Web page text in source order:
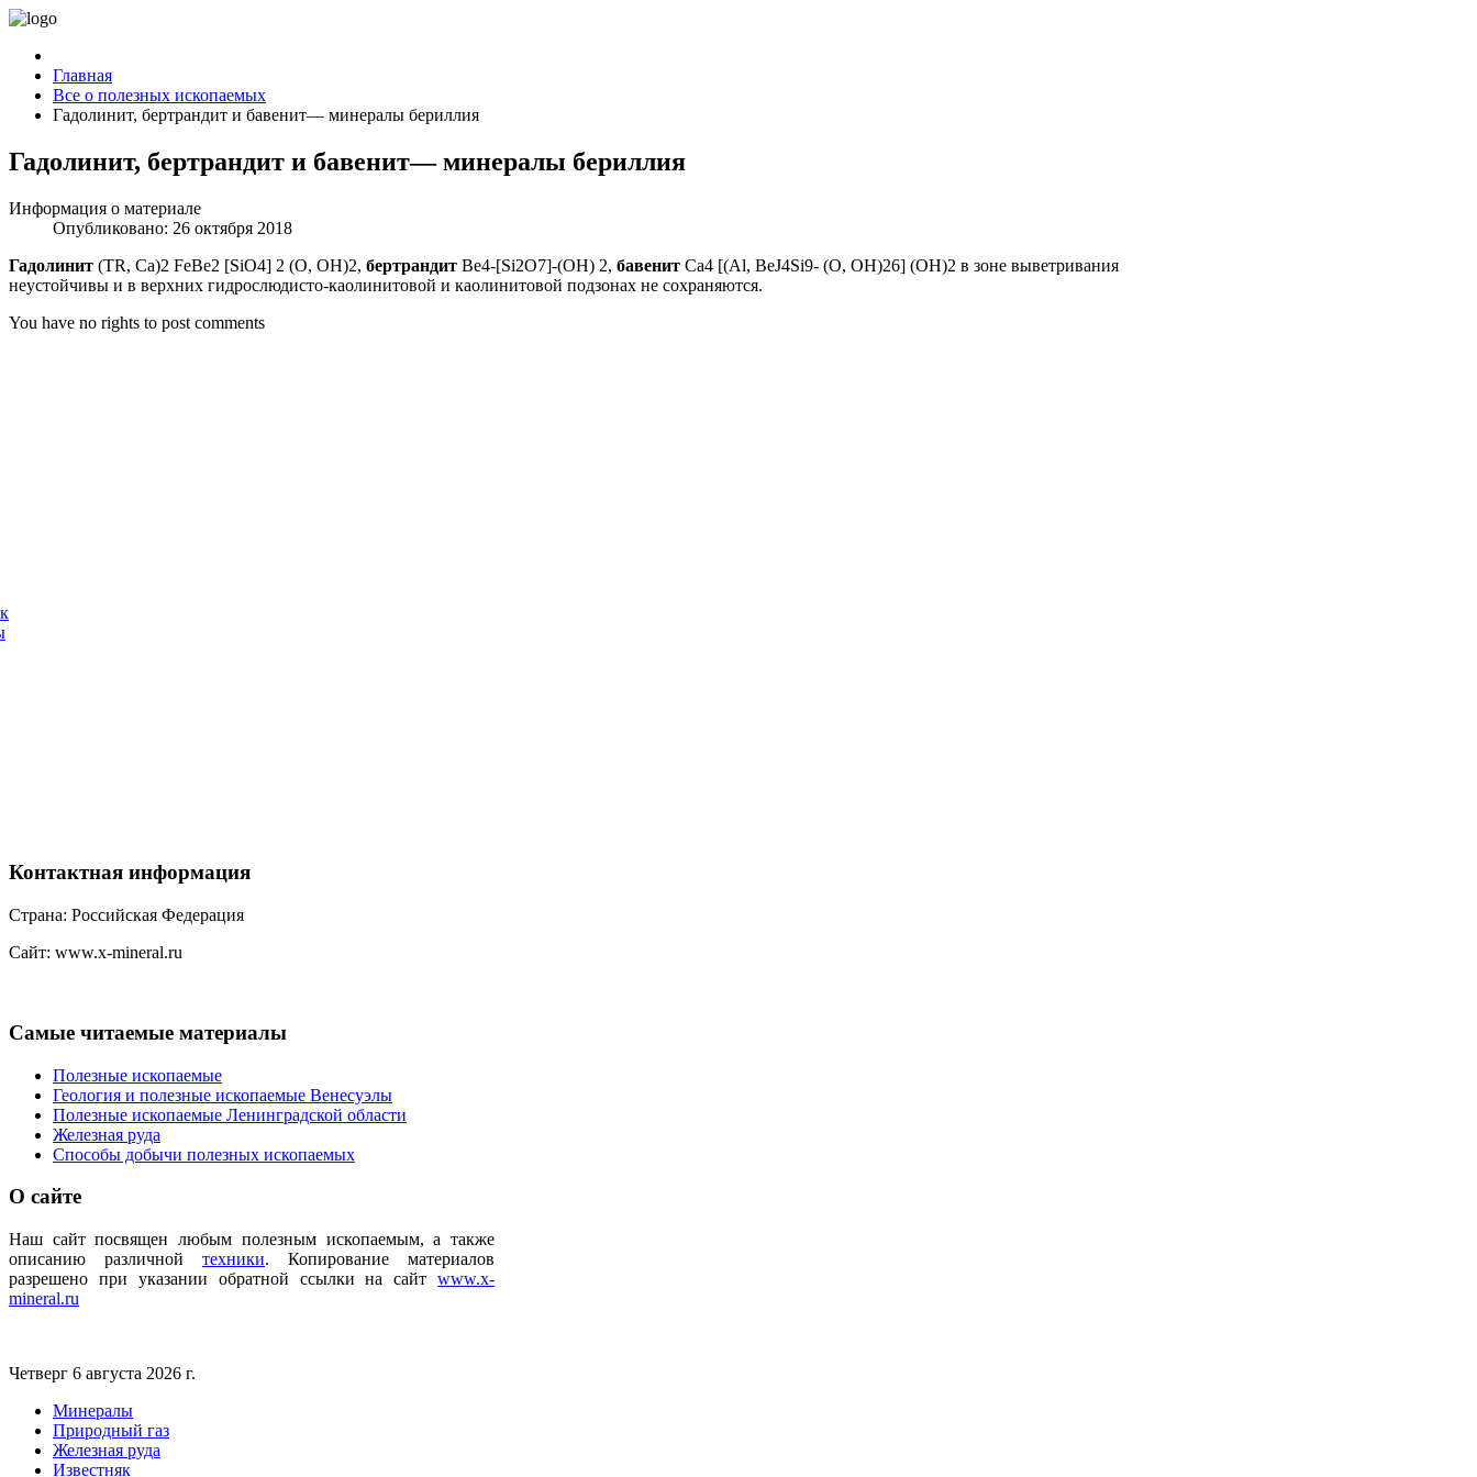
Главная
Все о полезных ископаемых
Гадолинит, бертрандит и бавенит— минералы бериллия
Гадолинит, бертрандит и бавенит— минералы бериллия
Информация о материале
Опубликовано: 26 октября 2018
Гадолинит (TR, Са)2 FeBe2 [SiO4] 2 (О, ОН)2, бертрандит Be4-[Si2O7]-(ОН) 2, бавенит Ca4 [(Al, BeJ4Si9- (О, ОН)26] (OH)2 в зоне выветривания
неустойчивы и в верхних гидрослюдисто-каолинитовой и каолинитовой подзонах не сохраняются.
You have no rights to post comments
Контактная информация
Страна: Российская Федерация
Сайт: www.x-mineral.ru
Самые читаемые материалы
Полезные ископаемые
Геология и полезные ископаемые Венесуэлы
Полезные ископаемые Ленинградской области
Железная руда
Способы добычи полезных ископаемых
О сайте
Наш сайт посвящен любым полезным ископаемым, а также
описанию различнойтехники.Копирование материалов
разрешено при указании обратной ссылки на сайтwww.x-
mineral.ru
Четверг 6 августа 2026 г.
Минералы
Природный газ
Железная руда
Известняк